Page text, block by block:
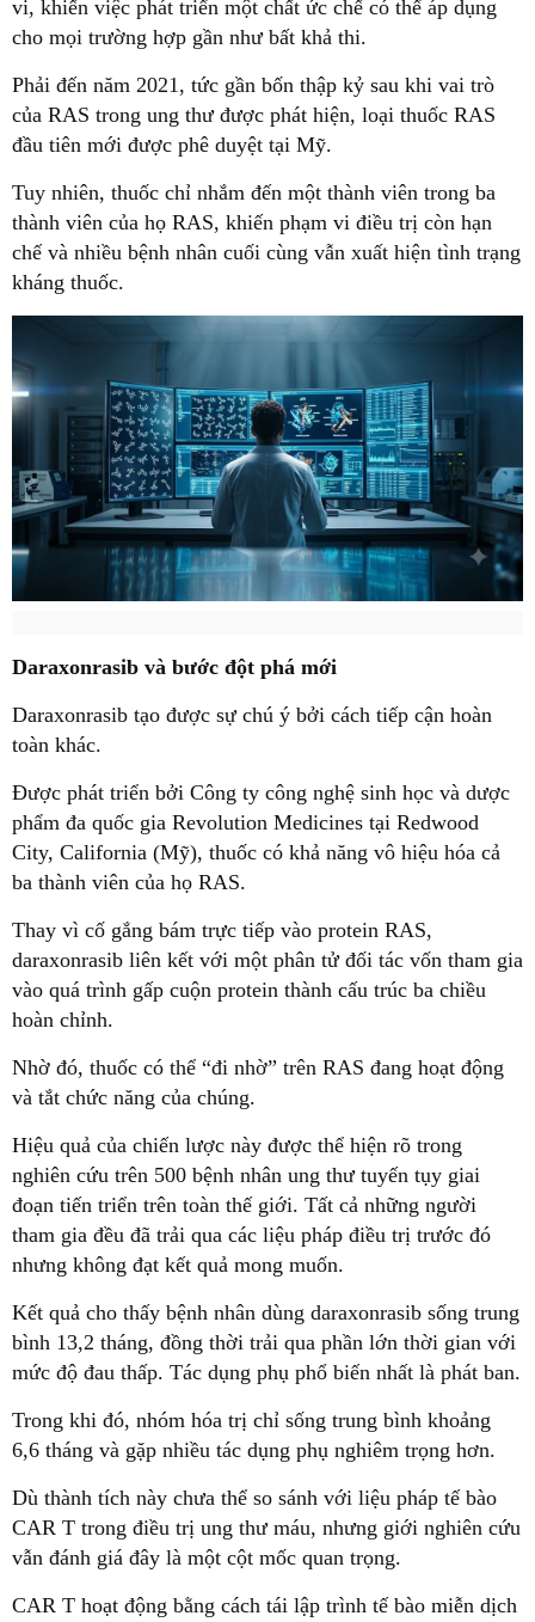
vi, khiến việc phát triển một chất ức chế có thể áp dụng
cho mọi trường hợp gần như bất khả thi.
Phải đến năm 2021, tức gần bốn thập kỷ sau khi vai trò
của RAS trong ung thư được phát hiện, loại thuốc RAS
đầu tiên mới được phê duyệt tại Mỹ.
Tuy nhiên, thuốc chỉ nhắm đến một thành viên trong ba
thành viên của họ RAS, khiến phạm vi điều trị còn hạn
chế và nhiều bệnh nhân cuối cùng vẫn xuất hiện tình trạng
kháng thuốc.
Daraxonrasib và bước đột phá mới
Daraxonrasib tạo được sự chú ý bởi cách tiếp cận hoàn
toàn khác.
Được phát triển bởi Công ty công nghệ sinh học và dược
phẩm đa quốc gia Revolution Medicines tại Redwood
City, California (Mỹ), thuốc có khả năng vô hiệu hóa cả
ba thành viên của họ RAS.
Thay vì cố gắng bám trực tiếp vào protein RAS,
daraxonrasib liên kết với một phân tử đối tác vốn tham gia
vào quá trình gấp cuộn protein thành cấu trúc ba chiều
hoàn chỉnh.
Nhờ đó, thuốc có thể “đi nhờ” trên RAS đang hoạt động
và tắt chức năng của chúng.
Hiệu quả của chiến lược này được thể hiện rõ trong
nghiên cứu trên 500 bệnh nhân ung thư tuyến tụy giai
đoạn tiến triển trên toàn thế giới. Tất cả những người
tham gia đều đã trải qua các liệu pháp điều trị trước đó
nhưng không đạt kết quả mong muốn.
Kết quả cho thấy bệnh nhân dùng daraxonrasib sống trung
bình 13,2 tháng, đồng thời trải qua phần lớn thời gian với
mức độ đau thấp. Tác dụng phụ phổ biến nhất là phát ban.
Trong khi đó, nhóm hóa trị chỉ sống trung bình khoảng
6,6 tháng và gặp nhiều tác dụng phụ nghiêm trọng hơn.
Dù thành tích này chưa thể so sánh với liệu pháp tế bào
CAR T trong điều trị ung thư máu, nhưng giới nghiên cứu
vẫn đánh giá đây là một cột mốc quan trọng.
CAR T hoạt động bằng cách tái lập trình tế bào miễn dịch